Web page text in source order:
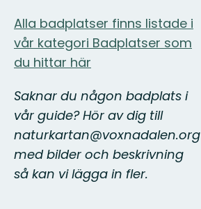
Alla badplatser finns listade i
vår kategori Badplatser som
du hittar här
Saknar du någon badplats i
vår guide? Hör av dig till
naturkartan@voxnadalen.org
med bilder och beskrivning
så kan vi lägga in fler.